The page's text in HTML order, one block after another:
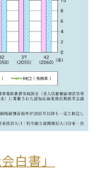
白書」